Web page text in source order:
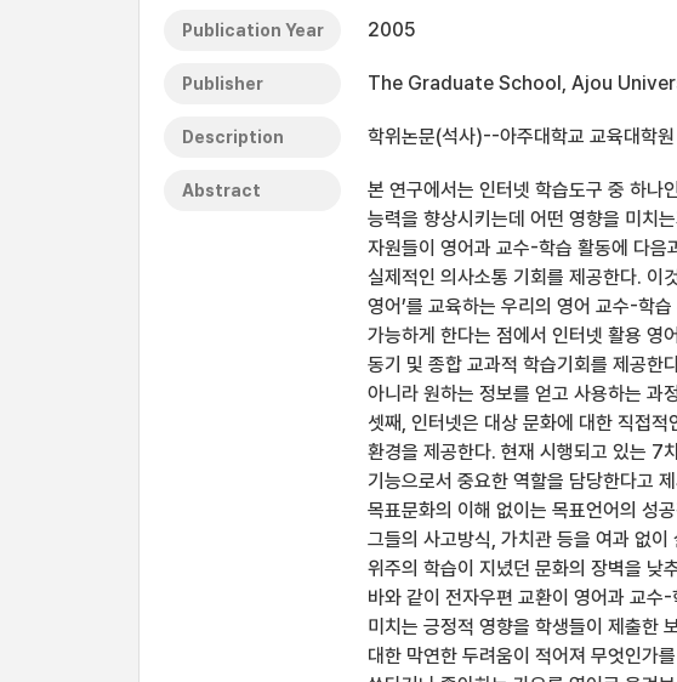
Publication Year 2005
Publisher The Graduate School, Ajou
Description 학위논문(석사)--아주대학교 교육대학
Abstract
본 연구에서는 인터넷 학습도구 중 하나
능력을 향상시키는데 어떤 영향을 미치
자원들이 영어과 교수-학습 활동에 다음
실제적인 의사소통 기회를 제공한다. 이
영어’를 교육하는 우리의 영어 교수-학
가능하게 한다는 점에서 인터넷 활용 영
동기 및 종합 교과적 학습기회를 제공한
아니라 원하는 정보를 얻고 사용하는 과
셋째, 인터넷은 대상 문화에 대한 직접
환경을 제공한다. 현재 시행되고 있는 7
기능으로서 중요한 역할을 담당한다고
목표문화의 이해 없이는 목표언어의 성
그들의 사고방식, 가치관 등을 여과 없
위주의 학습이 지녔던 문화의 장벽을 낮
바와 같이 전자우편 교환이 영어과 교수
미치는 긍정적 영향을 학생들이 제출한
대한 막연한 두려움이 적어져 무엇인가